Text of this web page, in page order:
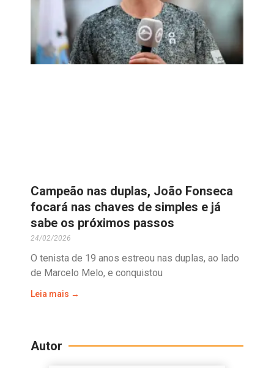
Campeão nas duplas, João Fonseca
focará nas chaves de simples e já
sabe os próximos passos
24/02/2026
O tenista de 19 anos estreou nas duplas, ao lado
de Marcelo Melo, e conquistou
Leia mais →
Autor